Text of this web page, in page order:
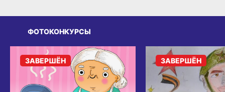
ФОТОКОНКУРСЫ
ЗАВЕРШЁН ЗАВЕРШЁН